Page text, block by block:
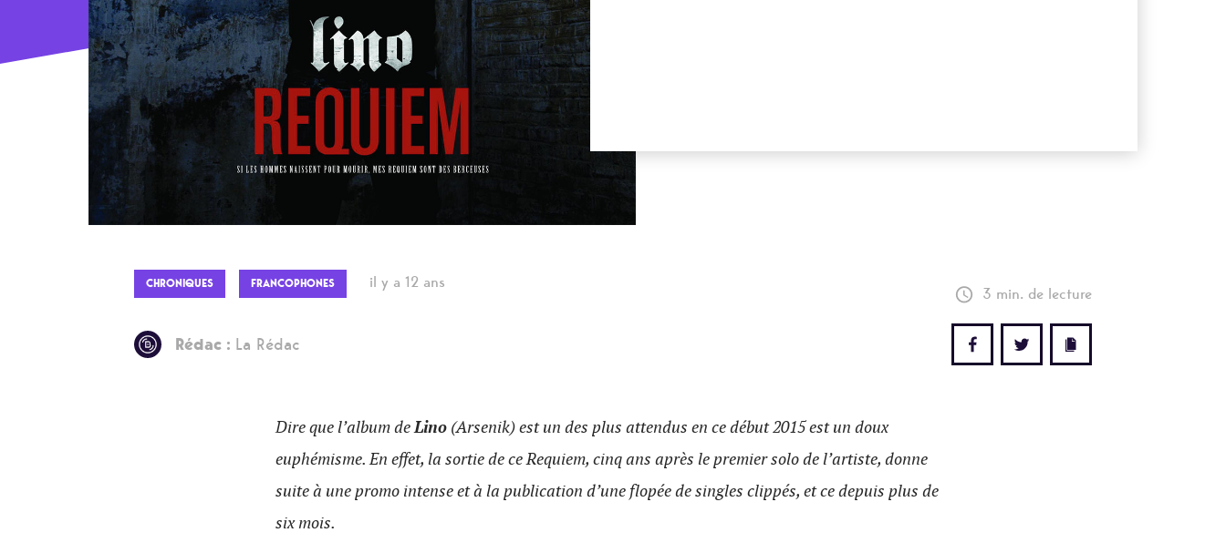
CHRONIQUES FRANCOPHONES il y a 12 ans
3 min. de lecture
Rédac : La Rédac
Dire que l’album deLino (Arsenik) est un des plus attendus en ce début 2015 est un doux
euphémisme. En effet, la sortie de ce Requiem, cinq ans après le premier solo de l’artiste, donne
suite à une promo intense et à la publication d’une flopée de singles clippés, et ce depuis plus de
six mois.